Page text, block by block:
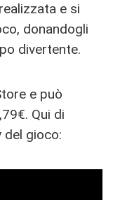
e si
donandogli
divertente.
e può
Qui di
del gioco: